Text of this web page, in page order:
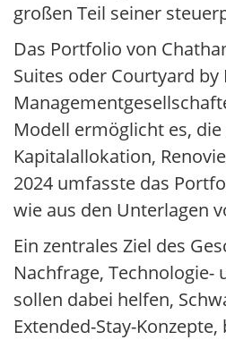
großen Teil seiner
Das Portfolio von
Suites oder Courtyard
Modell ermöglicht es,
Kapitalallokation,
2024 umfasste das
wie aus den Unterlagen
Ein zentrales Ziel des
Nachfrage,
sollen dabei helfen,
Extended-Stay-